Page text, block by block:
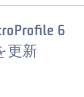
6
更新